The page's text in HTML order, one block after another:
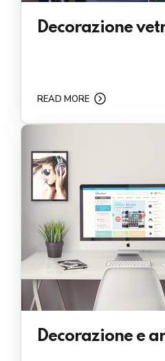
Decorazione
READ MORE
Decorazione e